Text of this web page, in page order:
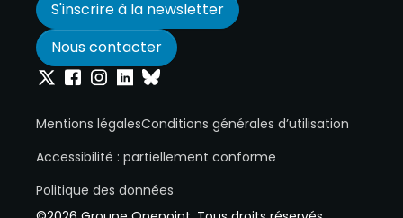
S'inscrire à la newsletter
Nous contacter
Onepoint sur Twitter
Onepoint sur Facebook
Onepoint sur Instagram
Onepoint sur Linkedin
Onepoint sur Bluesky
Mentions légalesConditions générales d’utilisation
Accessibilité : partiellement conforme
Politique des données